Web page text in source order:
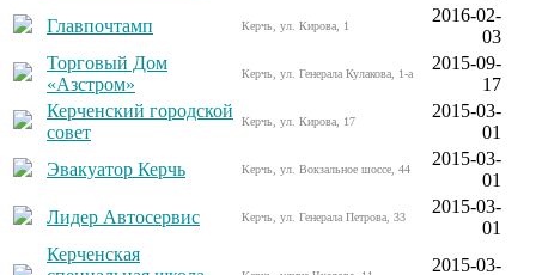
Главпочтамп
Керчь, ул. Кирова, 1
2016-02-
03
Торговый Дом
«Азстром»
Керчь, ул. Генерала Кулакова, 1-а
2015-09-
17
Керченский городской
совет
Керчь, ул. Кирова, 17
2015-03-
01
Эвакуатор Керчь
Керчь, ул. Вокзальное шоссе, 44
2015-03-
01
Лидер Автосервис
Керчь, ул. Генерала Петрова, 33
2015-03-
01
Керченская
2015-03-